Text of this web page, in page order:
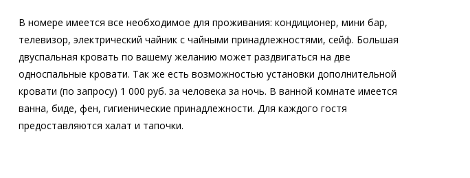
В номере имеется все необходимое для проживания: кондиционер, мини бар,
телевизор, электрический чайник с чайными принадлежностями, сейф. Большая
двуспальная кровать по вашему желанию может раздвигаться на две
односпальные кровати. Так же есть возможностью установки дополнительной
кровати (по запросу) 1 000 руб. за человека за ночь. В ванной комнате имеется
ванна, биде, фен, гигиенические принадлежности. Для каждого гостя
предоставляются халат и тапочки.